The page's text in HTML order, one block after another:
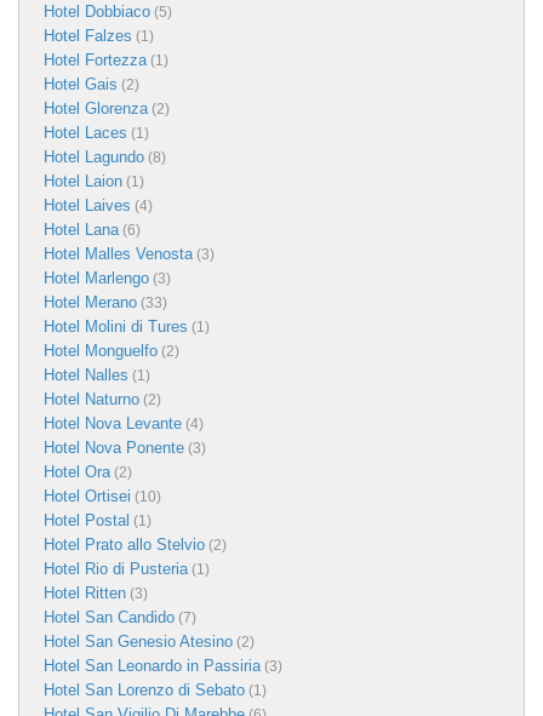
Hotel Dobbiaco (5)
Hotel Falzes (1)
Hotel Fortezza(1)
Hotel Gais (2)
Hotel Glorenza(2)
Hotel Laces (1)
Hotel Lagundo (8)
Hotel Laion (1)
Hotel Laives (4)
Hotel Lana(6)
Hotel Malles Venosta(3)
Hotel Marlengo (3)
Hotel Merano (33)
Hotel Molini di Tures (1)
Hotel Monguelfo (2)
Hotel Nalles (1)
Hotel Naturno (2)
Hotel Nova Levante (4)
Hotel Nova Ponente (3)
Hotel Ora(2)
Hotel Ortisei (10)
Hotel Postal (1)
Hotel Prato allo Stelvio (2)
Hotel Rio di Pusteria(1)
Hotel Ritten (3)
Hotel San Candido (7)
Hotel San Genesio Atesino (2)
Hotel San Leonardo in Passiria(3)
Hotel San Lorenzo di Sebato (1)